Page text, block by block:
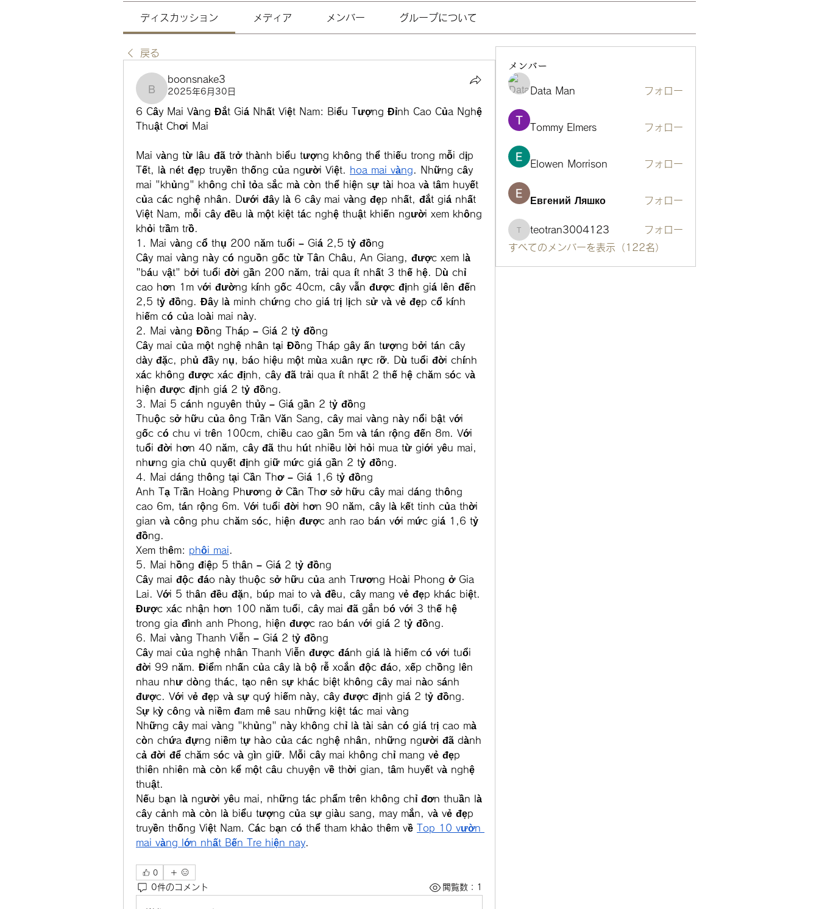
ディスカッション メディア メンバー グループについて
戻る
boonsnake3
boonsnake3
2025年6月30日
6 Cây Mai Vàng Đắt Giá Nhất Việt Nam: Biểu Tượng Đỉnh Cao Của Nghệ
Thuật Chơi Mai
Mai vàng từ lâu đã trở thành biểu tượng không thể thiếu trong mỗi dịp
Tết, là nét đẹp truyền thống của người Việt.
hoa mai vàng . Những cây
mai "khủng" không chỉ tỏa sắc mà còn thể hiện sự tài hoa và tâm huyết
của các nghệ nhân. Dưới đây là 6 cây mai vàng đẹp nhất, đắt giá nhất
Việt Nam, mỗi cây đều là một kiệt tác nghệ thuật khiến người xem không
khỏi trầm trồ.
1. Mai vàng cổ thụ 200 năm tuổi – Giá 2,5 tỷ đồng
Cây mai vàng này có nguồn gốc từ Tân Châu, An Giang, được xem là
"báu vật" bởi tuổi đời gần 200 năm, trải qua ít nhất 3 thế hệ. Dù chỉ
cao hơn 1m với đường kính gốc 40cm, cây vẫn được định giá lên đến
2,5 tỷ đồng. Đây là minh chứng cho giá trị lịch sử và vẻ đẹp cổ kính
hiếm có của loài mai này.
2. Mai vàng Đồng Tháp – Giá 2 tỷ đồng
Cây mai của một nghệ nhân tại Đồng Tháp gây ấn tượng bởi tán cây
dày đặc, phủ đầy nụ, báo hiệu một mùa xuân rực rỡ. Dù tuổi đời chính
xác không được xác định, cây đã trải qua ít nhất 2 thế hệ chăm sóc và
hiện được định giá 2 tỷ đồng.
3. Mai 5 cánh nguyên thủy – Giá gần 2 tỷ đồng
Thuộc sở hữu của ông Trần Văn Sang, cây mai vàng này nổi bật với
gốc có chu vi trên 100cm, chiều cao gần 5m và tán rộng đến 8m. Với
tuổi đời hơn 40 năm, cây đã thu hút nhiều lời hỏi mua từ giới yêu mai,
nhưng gia chủ quyết định giữ mức giá gần 2 tỷ đồng.
4. Mai dáng thông tại Cần Thơ – Giá 1,6 tỷ đồng
Anh Tạ Trần Hoàng Phương ở Cần Thơ sở hữu cây mai dáng thông
cao 6m, tán rộng 6m. Với tuổi đời hơn 90 năm, cây là kết tinh của thời
gian và công phu chăm sóc, hiện được anh rao bán với mức giá 1,6 tỷ
đồng.
Xem thêm: phôi mai
5. Mai hồng điệp 5 thân – Giá 2 tỷ đồng
Cây mai độc đáo này thuộc sở hữu của anh Trương Hoài Phong ở Gia
Lai. Với 5 thân đều đặn, búp mai to và đều, cây mang vẻ đẹp khác biệt.
Được xác nhận hơn 100 năm tuổi, cây mai đã gắn bó với 3 thế hệ
trong gia đình anh Phong, hiện được rao bán với giá 2 tỷ đồng.
6. Mai vàng Thanh Viễn – Giá 2 tỷ đồng
Cây mai của nghệ nhân Thanh Viễn được đánh giá là hiếm có với tuổi
đời 99 năm. Điểm nhấn của cây là bộ rễ xoắn độc đáo, xếp chồng lên
nhau như dòng thác, tạo nên sự khác biệt không cây mai nào sánh
được. Với vẻ đẹp và sự quý hiếm này, cây được định giá 2 tỷ đồng.
Sự kỳ công và niềm đam mê sau những kiệt tác mai vàng
Những cây mai vàng "khủng" này không chỉ là tài sản có giá trị cao mà
còn chứa đựng niềm tự hào của các nghệ nhân, những người đã dành
cả đời để chăm sóc và gìn giữ. Mỗi cây mai không chỉ mang vẻ đẹp
thiên nhiên mà còn kể một câu chuyện về thời gian, tâm huyết và nghệ
thuật.
Nếu bạn là người yêu mai, những tác phẩm trên không chỉ đơn thuần là
cây cảnh mà còn là biểu tượng của sự giàu sang, may mắn, và vẻ đẹp
truyền thống Việt Nam. Các bạn có thể tham khảo thêm về
Top 10 vườn
mai vàng lớn nhất Bến Tre hiện nay
0
0件のコメント 閲覧数：1
メンバー
Data Man フォロー
Tommy Elmers フォロー
Elowen Morrison フォロー
Евгений Ляшко フォロー
teotran3004123
teotran3004123
フォロー
すべてのメンバーを表示（122名）